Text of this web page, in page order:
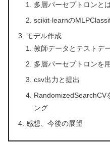
多層パーセプトロンと
scikit-learnの
モデル作成
教師データとテストデ
多層パーセプトロンを
csv出力と提出
RandomizedSearchCV
ング
感想、今後の展望